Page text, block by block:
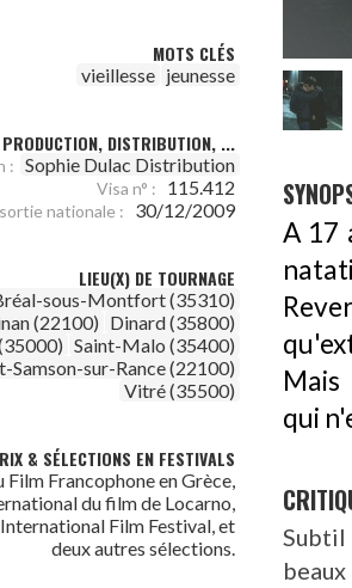
MOTS CLÉS
vieillesse jeunesse
PRODUCTION, DISTRIBUTION, ...
: Sophie Dulac Distribution
Visa n° : 115.412
nationale : 30/12/2009
LIEU(X) DE TOURNAGE
sous-Montfort (35310)
(22100) Dinard (35800)
Saint-Malo (35400)
Samson-sur-Rance (22100)
Vitré (35500)
& SÉLECTIONS EN FESTIVALS
Film Francophone en Grèce,
du film de Locarno,
Film Festival, et
deux autres sélections.
A 17
qui
Subtil